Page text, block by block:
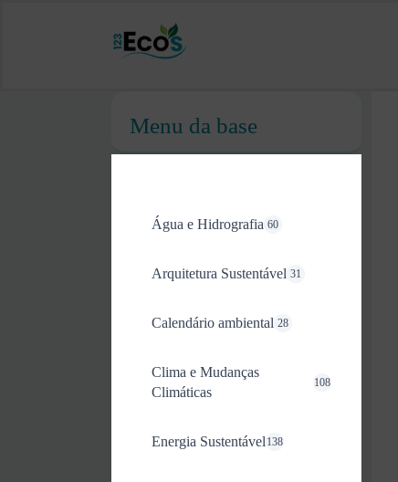
Menu da base
Água e Hidrografia 60
Arquitetura Sustentável 31
Calendário ambiental 28
Clima e Mudanças
Climáticas
108
Energia Sustentável 138